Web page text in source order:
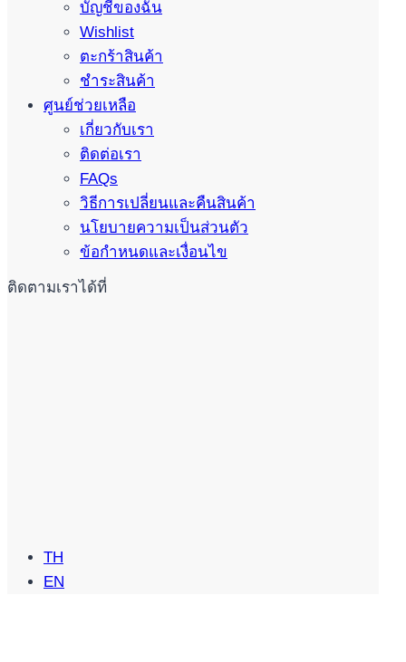
บัญชีของฉัน
Wishlist
ตะกร้าสินค้า
ชำระสินค้า
ศูนย์ช่วยเหลือ
เกี่ยวกับเรา
ติดต่อเรา
FAQs
วิธีการเปลี่ยนและคืนสินค้า
นโยบายความเป็นส่วนตัว
ข้อกำหนดและเงื่อนไข
ติดตามเราได้ที่
TH
EN